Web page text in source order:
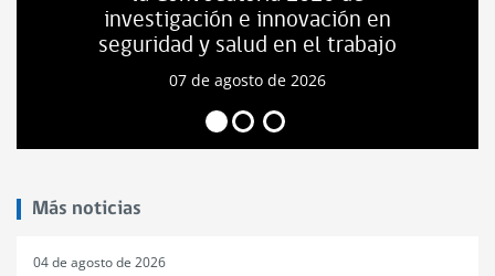
investigación e innovación en
seguridad y salud en el trabajo
07 de agosto de 2026
Más noticias
04 de agosto de 2026